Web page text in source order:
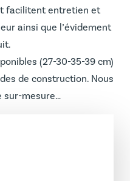
facilitent entretien et
ainsi que l’évidement
(27-30-35-39 cm)
de construction. Nous
sur-mesure…